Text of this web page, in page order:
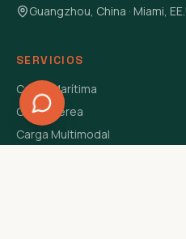
Guangzhou, China · Miami,
SERVICIOS
Carga Marítima
Carga Aérea
Carga Multimodal